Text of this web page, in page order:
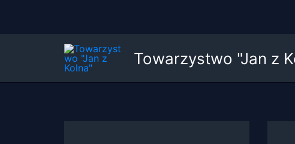
Towarzystwo "Jan z